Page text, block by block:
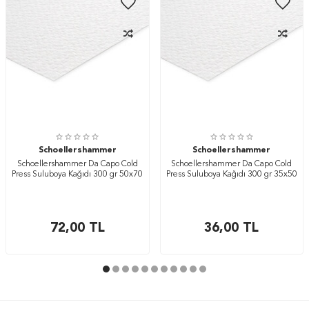
Schoellershammer
Schoellershammer Da Capo Cold
Press Suluboya Kağıdı 300 gr 50x70
72,00TL
Schoellershammer
Schoellershammer Da Capo Cold
Press Suluboya Kağıdı 300 gr 35x50
36,00 TL